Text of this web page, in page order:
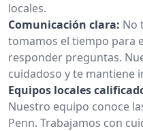
locales.
Comunicación clara: No
tomamos el tiempo para
responder preguntas.
cuidadoso y te mantiene
Equipos locales
Nuestro equipo conoce
Penn. Trabajamos con